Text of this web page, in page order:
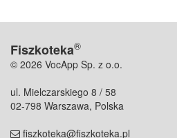
Fiszkoteka®
© 2026 VocApp Sp. z o.o.
ul. Mielczarskiego 8 / 58
02-798 Warszawa, Polska
fiszkoteka@fiszkoteka.pl